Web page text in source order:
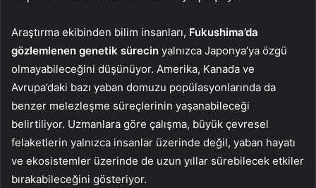
Araştırma ekibinden bilim insanları, Fukushima’da
gözlemlenen genetik sürecin yalnızca Japonya’ya özgü
olmayabileceğini düşünüyor. Amerika, Kanada ve
Avrupa’daki bazı yaban domuzu popülasyonlarında da
benzer melezleşme süreçlerinin yaşanabileceği
belirtiliyor. Uzmanlara göre çalışma, büyük çevresel
felaketlerin yalnızca insanlar üzerinde değil, yaban hayatı
ve ekosistemler üzerinde de uzun yıllar sürebilecek etkiler
bırakabileceğini gösteriyor.